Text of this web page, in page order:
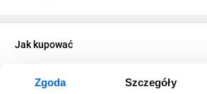
Zgoda Szczegóły
Jak kupować
O firmie